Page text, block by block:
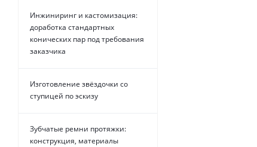
Инжиниринг и кастомизация:
доработка стандартных
конических пар под требования
заказчика
Изготовление звёздочки со
ступицей по эскизу
Зубчатые ремни протяжки:
конструкция, материалы